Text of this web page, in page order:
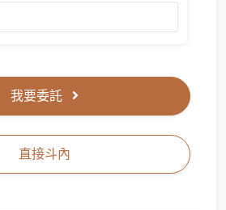
我要委託
直接斗內